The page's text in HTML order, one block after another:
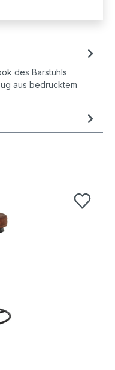
des Barstuhls
aus bedrucktem